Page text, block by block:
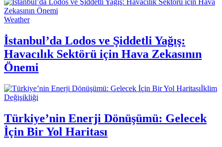
Weather
İstanbul’da Lodos ve Şiddetli Yağış:
Havacılık Sektörü için Hava Zekasının
Önemi
İklim
Değişikliği
Türkiye’nin Enerji Dönüşümü: Gelecek
İçin Bir Yol Haritası